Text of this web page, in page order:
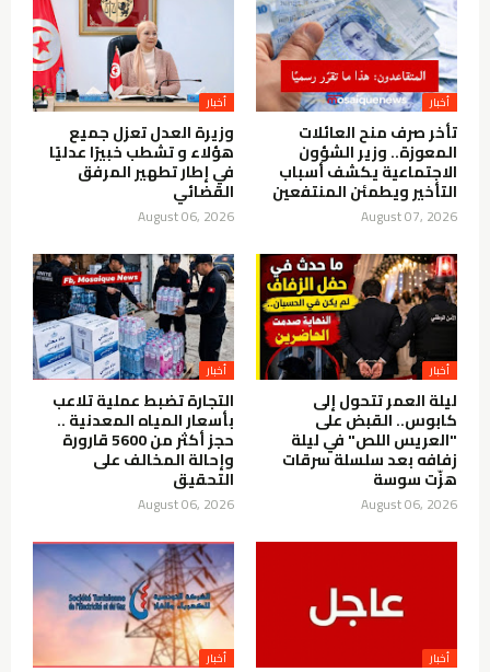
أخبار
تأخر صرف منح العائلات
المعوزة.. وزير الشؤون
الاجتماعية يكشف أسباب
التأخير ويطمئن المنتفعين
August 07, 2026
أخبار
وزيرة العدل تعزل جميع
هؤلاء و تشطب خبيرًا عدليًا
في إطار تطهير المرفق
القضائي
August 06, 2026
أخبار
ليلة العمر تتحول إلى
كابوس.. القبض على
"العريس اللص" في ليلة
زفافه بعد سلسلة سرقات
هزّت سوسة
August 06, 2026
أخبار
التجارة تضبط عملية تلاعب
بأسعار المياه المعدنية ..
حجز أكثر من 5600 قارورة
وإحالة المخالف على
التحقيق
August 06, 2026
أخبار أخبار